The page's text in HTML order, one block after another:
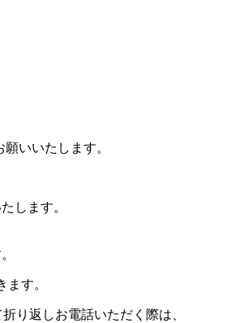
いいたします。
します。
す。
り返しお電話いただく際は、